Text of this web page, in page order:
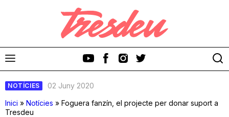
NOTÍCIES
02 Juny 2020
Inici » Notícies » Foguera fanzín, el projecte per donar suport a
Tresdeu